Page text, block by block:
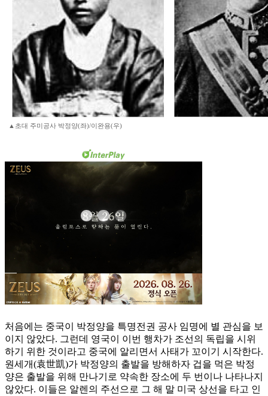
▲초대 주미공사 박정양(좌)/이완용(우)
처음에는 중국이 박정양을 특명전권 공사 임명에 별 관심을 보
이지 않았다. 그런데 영국이 이번 행차가 조선의 독립을 시위
하기 위한 것이라고 중국에 알리면서 사태가 꼬이기 시작한다.
원세개(袁世凱)가 박정양의 출발을 방해하자 겁을 먹은 박정
양은 출발을 위해 만나기로 약속한 장소에 두 번이나 나타나지
않았다. 이들은 알렌의 주선으로 그 해 말 미국 상선을 타고 인